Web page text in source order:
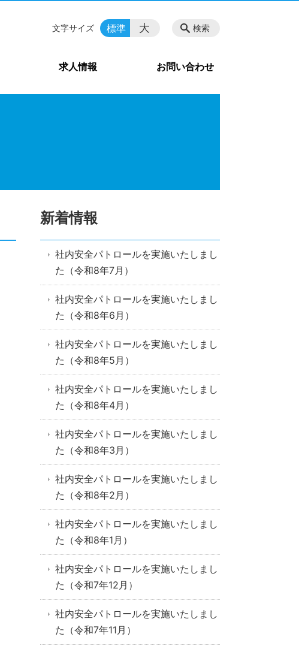
求人情報 お問い合わせ
検索
文字サイズ 標準 大
新着情報
社内安全パトロールを実施いたしまし
た（令和8年7月）
社内安全パトロールを実施いたしまし
た（令和8年6月）
社内安全パトロールを実施いたしまし
た（令和8年5月）
社内安全パトロールを実施いたしまし
た（令和8年4月）
社内安全パトロールを実施いたしまし
た（令和8年3月）
社内安全パトロールを実施いたしまし
た（令和8年2月）
社内安全パトロールを実施いたしまし
た（令和8年1月）
社内安全パトロールを実施いたしまし
た（令和7年12月）
社内安全パトロールを実施いたしまし
た（令和7年11月）